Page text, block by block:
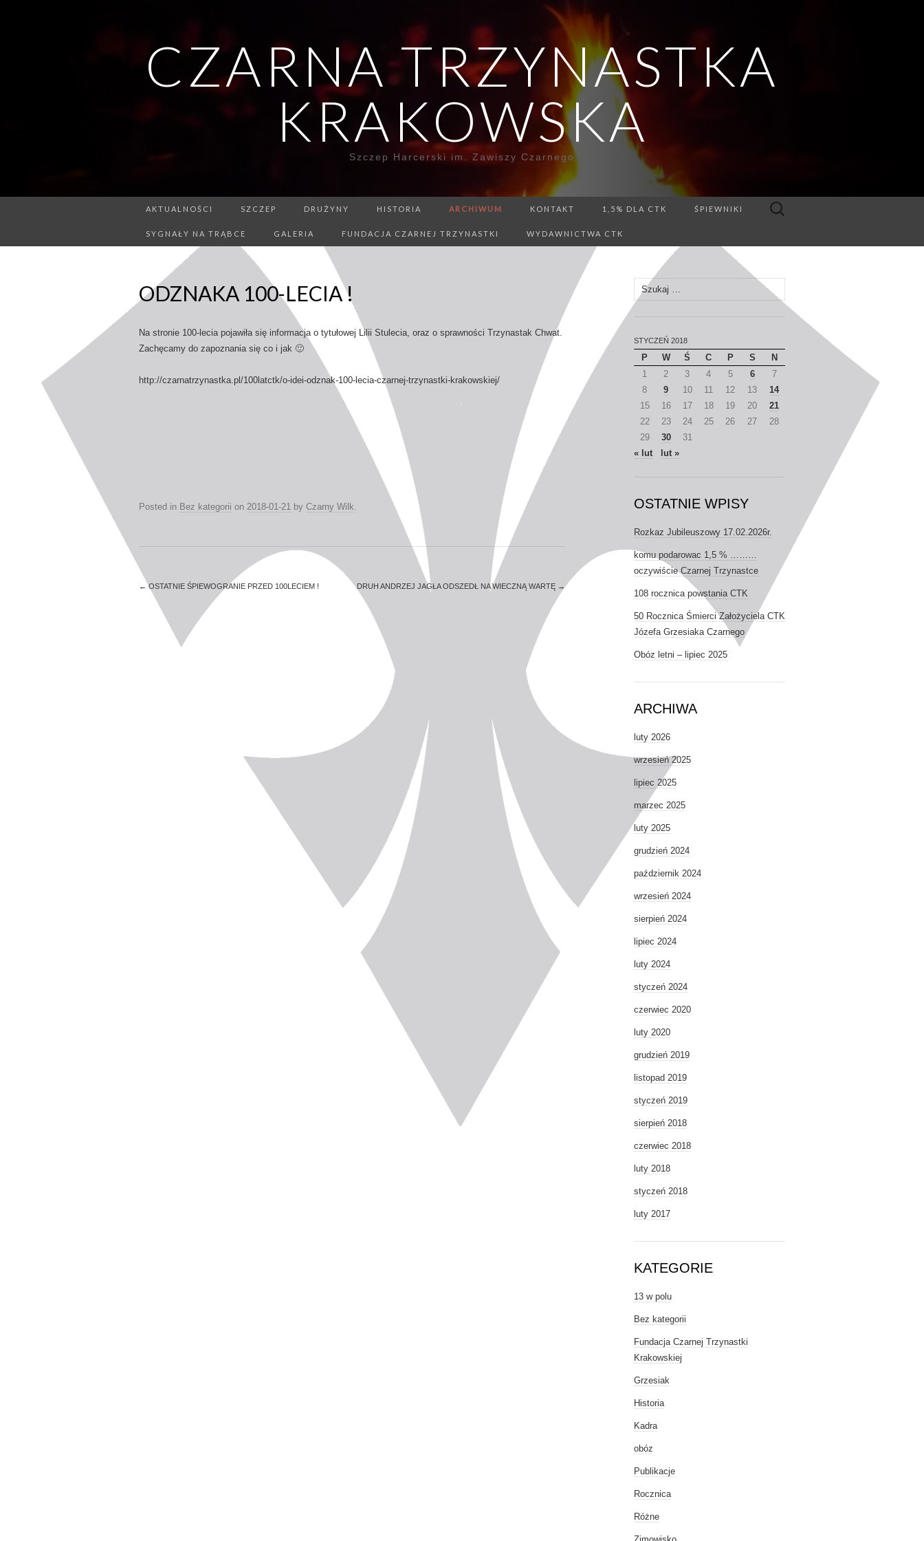
CZARNA TRZYNASTKA
KRAKOWSKA
Szczep Harcerski im. Zawiszy Czarnego
AKTUALNOŚCI SZCZEP DRUŻYNY HISTORIA ARCHIWUM KONTAKT 1,5% DLA CTK ŚPIEWNIKI
SYGNAŁY NA TRĄBCE GALERIA FUNDACJA CZARNEJ TRZYNASTKI WYDAWNICTWA CTK
Szukaj:
ODZNAKA 100-LECIA !
Na stronie 100-lecia pojawiła się informacja o tytułowej Lilii Stulecia, oraz o sprawności Trzynastak Chwat.
Zachęcamy do zapoznania się co i jak 🙂
http://czarnatrzynastka.pl/100latctk/o-idei-odznak-100-lecia-czarnej-trzynastki-krakowskiej/
Posted in Bez kategorii on 2018-01-21 by Czarny Wilk.
← OSTATNIE ŚPIEWOGRANIE PRZED 100LECIEM ! DRUH ANDRZEJ JAGŁA ODSZEDŁ NA WIECZNĄ WARTĘ →
Szukaj:
STYCZEŃ 2018
P W Ś C P S
N
1
2 3 4 5 6
7
8
9 10 11 12 13
14
15
16 17 18 19 20
21
22
23 24 25 26 27
28
29
30
31
« lut
lut »
OSTATNIE WPISY
Rozkaz Jubileuszowy 17.02.2026r.
komu podarowac 1,5 % ………
oczywiście Czarnej Trzynastce
108 rocznica powstania CTK
50 Rocznica Śmierci Założyciela CTK
Józefa Grzesiaka Czarnego
Obóz letni – lipiec 2025
ARCHIWA
luty 2026
wrzesień 2025
lipiec 2025
marzec 2025
luty 2025
grudzień 2024
październik 2024
wrzesień 2024
sierpień 2024
lipiec 2024
luty 2024
styczeń 2024
czerwiec 2020
luty 2020
grudzień 2019
listopad 2019
styczeń 2019
sierpień 2018
czerwiec 2018
luty 2018
styczeń 2018
luty 2017
KATEGORIE
13 w polu
Bez kategorii
Fundacja Czarnej Trzynastki
Krakowskiej
Grzesiak
Historia
Kadra
obóz
Publikacje
Rocznica
Różne